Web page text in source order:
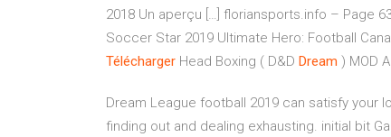
2018 Un aperçu […] floriansports.info – Page
Soccer Star 2019 Ultimate Hero: Football
Télécharger Head Boxing ( D&D Dream ) MOD
Dream League football 2019 can satisfy your
finding out and dealing exhausting. initial bit